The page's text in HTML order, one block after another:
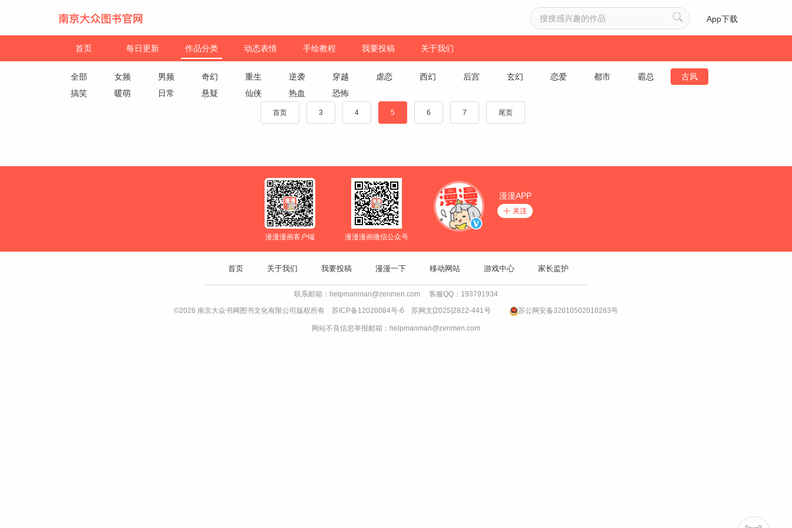
App下载
首页 每日更新 作品分类 动态表情 手绘教程 我要投稿 关于我们
全部 女频 男频 奇幻 重生 逆袭 穿越 虐恋 西幻 后宫 玄幻 恋爱 都市 霸总
古风
搞笑
暖萌 日常 悬疑 仙侠 热血 恐怖
首页 3 4 5 6 7 尾页
漫漫漫画客户端 漫漫漫画微信公众号
漫漫APP
首页 关于我们 我要投稿 漫漫一下 移动网站 游戏中心 家长监护
联系邮箱：helpmanman@zenmen.com 客服QQ：193791934
©2026 南京大众书网图书文化有限公司版权所有 苏ICP备12028084号-6 苏网文[2025]2822-441号 苏公网安备32010502010283号
网站不良信息举报邮箱：helpmanman@zenmen.com